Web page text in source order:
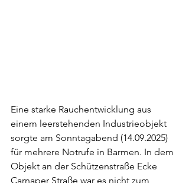
Eine starke Rauchentwicklung aus
einem leerstehenden Industrieobjekt
sorgte am Sonntagabend (14.09.2025)
für mehrere Notrufe in Barmen. In dem
Objekt an der Schützenstraße Ecke
Carnaper Straße war es nicht zum